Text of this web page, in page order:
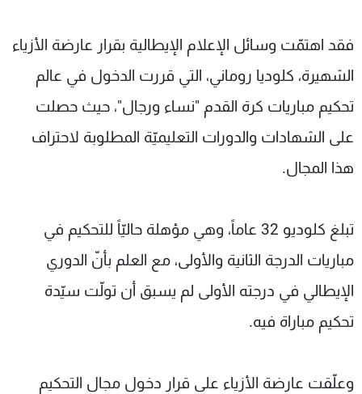
فقد اهتمّت وسائل الإعلام الإيطالية بقرار عارضة الأزياء
الشهيرة، كلوديا روماني، التي قررت الدخول في عالم
تحكيم مباريات كرة القدم "نساء ورجال"، حيث حصلت
على الشهادات والدورات التعليميّة المطلوبة لاحتراف
هذا المجال.
تبلغ كلوديو 32 عاماً، وهي مؤهلة حاليّاً للتحكيم في
مباريات الدرجة الثانية والأولى، مع العلم بأنّ الدوري
الإيطالي في درجته الأولى لم يسبق أن تولّت سيّدة
تحكيم مباراة فيه.
وعلّقت عارضة الأزياء على قرار دخول مجال التحكيم